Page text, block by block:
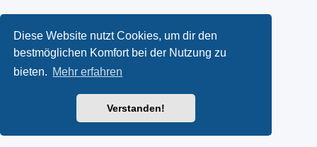
Diese Website nutzt Cookies, um dir den
bestmöglichen Komfort bei der Nutzung zu
bieten. Mehr erfahren
Verstanden!